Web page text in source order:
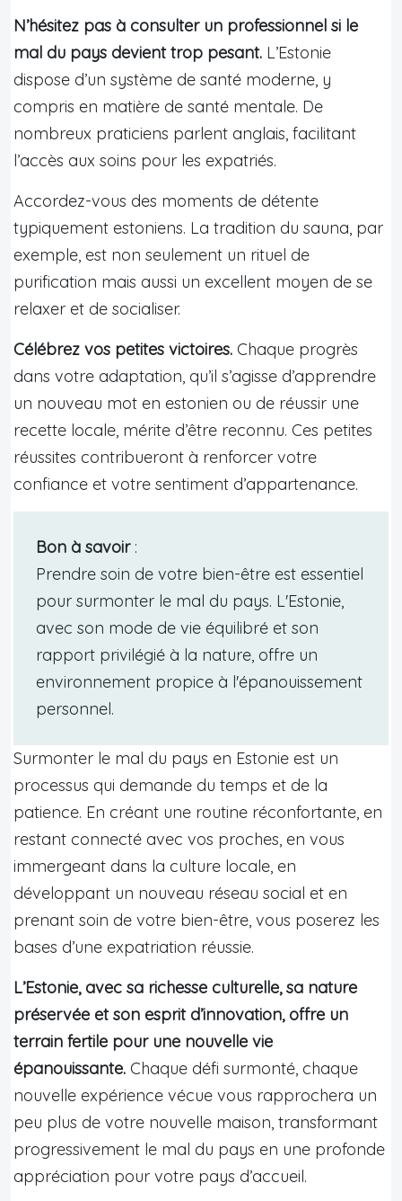
N’hésitez pas à consulter un professionnel si le
mal du pays devient trop pesant. L’Estonie
dispose d’un système de santé moderne, y
compris en matière de santé mentale. De
nombreux praticiens parlent anglais, facilitant
l’accès aux soins pour les expatriés.
Accordez-vous des moments de détente
typiquement estoniens. La tradition du sauna, par
exemple, est non seulement un rituel de
purification mais aussi un excellent moyen de se
relaxer et de socialiser.
Célébrez vos petites victoires. Chaque progrès
dans votre adaptation, qu’il s’agisse d’apprendre
un nouveau mot en estonien ou de réussir une
recette locale, mérite d’être reconnu. Ces petites
réussites contribueront à renforcer votre
confiance et votre sentiment d’appartenance.
Bon à savoir:
Prendre soin de votre bien-être est essentiel
pour surmonter le mal du pays. L'Estonie,
avec son mode de vie équilibré et son
rapport privilégié à la nature, offre un
environnement propice à l'épanouissement
personnel.
Surmonter le mal du pays en Estonie est un
processus qui demande du temps et de la
patience. En créant une routine réconfortante, en
restant connecté avec vos proches, en vous
immergeant dans la culture locale, en
développant un nouveau réseau social et en
prenant soin de votre bien-être, vous poserez les
bases d’une expatriation réussie.
L’Estonie, avec sa richesse culturelle, sa nature
préservée et son esprit d’innovation, offre un
terrain fertile pour une nouvelle vie
épanouissante. Chaque défi surmonté, chaque
nouvelle expérience vécue vous rapprochera un
peu plus de votre nouvelle maison, transformant
progressivement le mal du pays en une profonde
appréciation pour votre pays d’accueil.